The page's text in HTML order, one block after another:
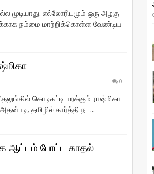
முடியாது. எல்லோரிடமும் ஒரு அழகு
நம்மை மாற்றிக்கொள்ள வேண்டிய
0
கொடிகட்டி பறக்கும் ராஷ்மிகா
தமிழில் கார்த்தி நட...
ஆட்டம் போட்ட காதல்